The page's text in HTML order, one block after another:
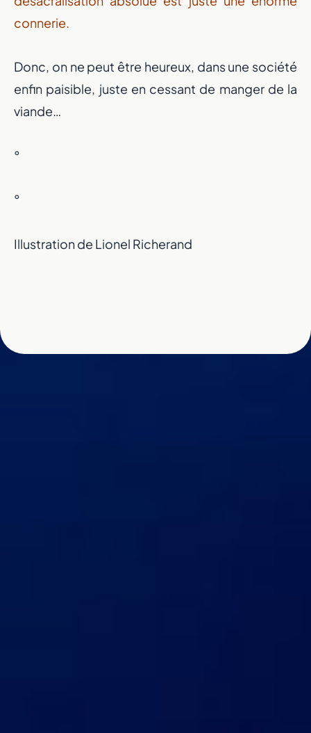
connerie.
Donc, on ne peut être heureux, dans une société
enfin paisible, juste en cessant de manger de la
viande…
°
°
Illustration de Lionel Richerand
portée de